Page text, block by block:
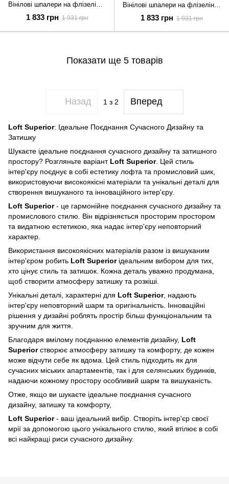
Вінілові шпалери на флізеліновій основі Marburg Loft Superior 34118 Сірий Під цеглу
1 833 грн 1 931 грн
Вінілові шпалери на флізеліновій основі Marburg Loft Superior 34117 Сірий Під цеглу
1 833 грн 1 931 грн
Показати ще 5 товарів
Назад 1 з 2 Вперед
Loft Superior: Ідеальне Поєднання Сучасного Дизайну та
Затишку
Шукаєте ідеальне поєднання сучасного дизайну та затишного
простору? Розгляньте варіант Loft Superior. Цей стиль
інтер'єру поєднує в собі естетику лофта та промисловий шик,
використовуючи високоякісні матеріали та унікальні деталі для
створення вишуканого та інноваційного інтер'єру.
Loft Superior- це гармонійне поєднання сучасного дизайну та
промислового стилю. Він відрізняється просторим простором
та видатною естетикою, яка надає інтер'єру неповторний
характер.
Використання високоякісних матеріалів разом із вишуканим
інтер'єром робить Loft Superiorідеальним вибором для тих,
хто цінує стиль та затишок. Кожна деталь уважно продумана,
щоб створити атмосферу затишку та розкіші.
Унікальні деталі, характерні для Loft Superior, надають
інтер'єру неповторний шарм та оригінальність. Інноваційні
рішення у дизайні роблять простір більш функціональним та
зручним для життя.
Благодаря вмілому поєднанню елементів дизайну, Loft
Superiorстворює атмосферу затишку та комфорту, де кожен
може відчути себе як вдома. Цей стиль підходить як для
сучасних міських апартаментів, так і для селянських будинків,
надаючи кожному простору особливий шарм та вишуканість.
Отже, якщо ви шукаєте ідеальне поєднання сучасного
дизайну, затишку та комфорту,
Loft Superior- ваш ідеальний вибір. Створіть інтер'єр своєї
мрії за допомогою цього унікального стилю, який втілює в собі
всі найкращі риси сучасного дизайну.